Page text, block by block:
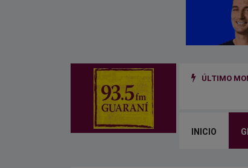
ÚLTIMO
mercaderías de contrabando desde Paraguay a Brasil
INICIO